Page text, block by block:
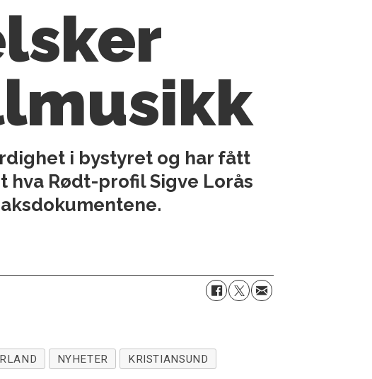
i bystyret og har fått
Rødt-profil Sigve Lorås
NYHETER KRISTIANSUND